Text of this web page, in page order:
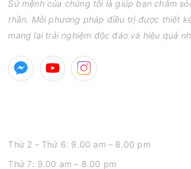
Sứ mệnh của chúng tôi là giúp bạn chăm
thần. Mỗi phương pháp điều trị được thiết
mang lại trải nghiệm độc đáo và hiệu quả
Thứ 2 – Thứ 6: 9.00 am – 8.00 pm
Thứ 7: 9.00 am – 8.00 pm